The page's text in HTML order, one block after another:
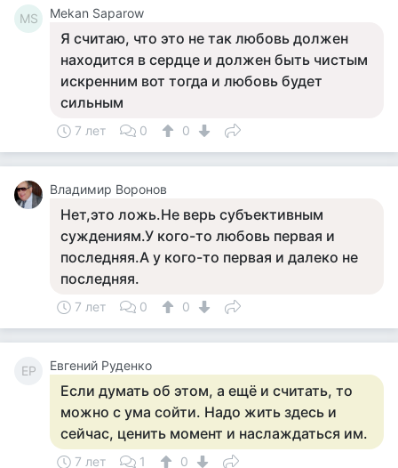
MS Mekan Saparow
Я считаю, что это не так любовь должен
находится в сердце и должен быть чистым
искренним вот тогда и любовь будет
сильным
7 лет 0 0
Владимир Воронов
Нет,это ложь.Не верь субъективным
суждениям.У кого-то любовь первая и
последняя.А у кого-то первая и далеко не
последняя.
7 лет 0 0
ЕР Евгений Руденко
Если думать об этом, а ещё и считать, то
можно с ума сойти. Надо жить здесь и
сейчас, ценить момент и наслаждаться им.
7 лет 1
0